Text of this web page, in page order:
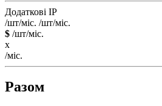
Додаткові IP
/шт/міс. /шт/міс.
$ /шт/міс.
x
/міс.
Разом